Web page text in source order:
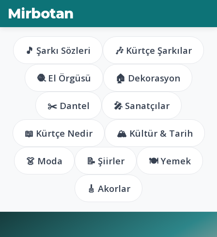
Mirbotan
🎵 Şarkı Sözleri 🎶 Kürtçe Şarkılar
🧶 El Örgüsü 🏠 Dekorasyon
✂️ Dantel 🎤 Sanatçılar
📖 Kürtçe Nedir 🏔️ Kültür & Tarih
👗 Moda 📝 Şiirler 🍽️ Yemek
🎸 Akorlar